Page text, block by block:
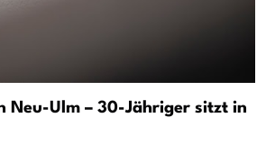
Neu-Ulm – 30-Jähriger sitzt in